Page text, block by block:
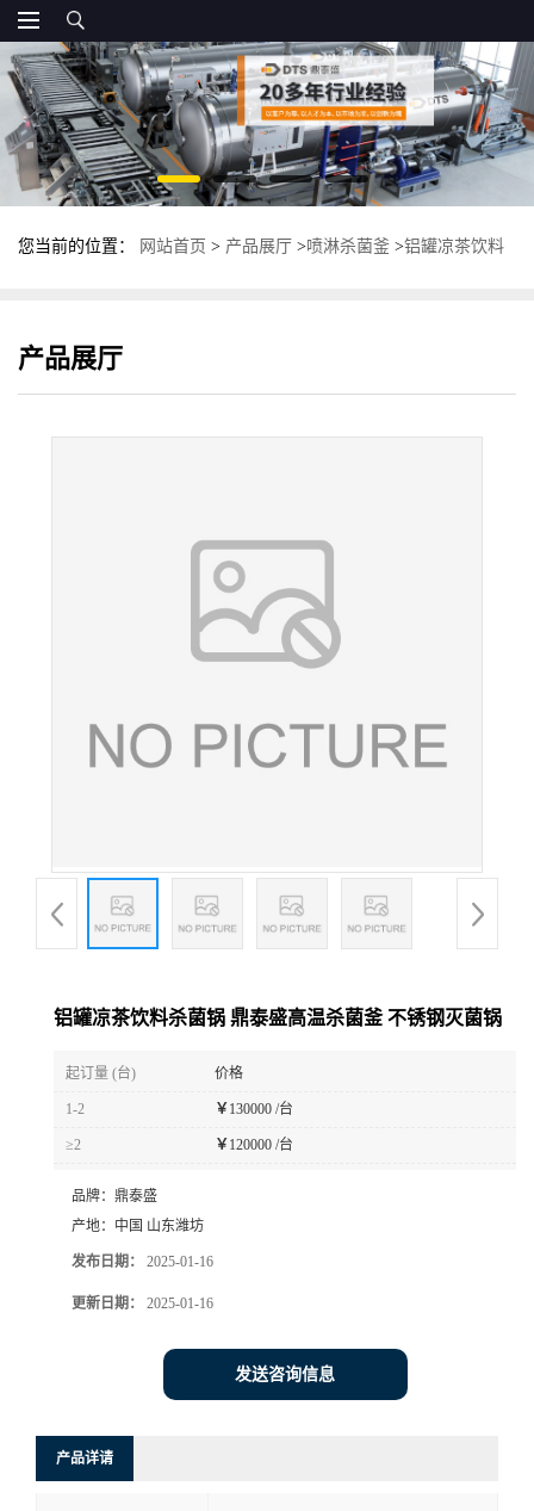
您当前的位置： 网站首页 > 产品展厅 >喷淋杀菌釜 >铝罐凉茶饮料
产品展厅
铝罐凉茶饮料杀菌锅 鼎泰盛高温杀菌釜 不锈钢灭菌锅
起订量 (台) 价格
1-2 ￥ 130000 /台
≥2 ￥ 120000 /台
品牌： 鼎泰盛
产地： 中国 山东潍坊
发布日期： 2025-01-16
更新日期： 2025-01-16
发送咨询信息
产品详请